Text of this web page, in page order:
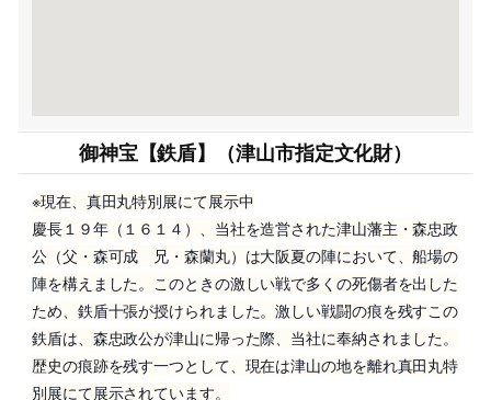
御神宝【鉄盾】（津山市指定文化財）
※現在、真田丸特別展にて展示中
慶長１９年（１６１４）、当社を造営された津山藩主・森忠政
公（父・森可成 兄・森蘭丸）は大阪夏の陣において、船場の
陣を構えました。このときの激しい戦で多くの死傷者を出した
ため、鉄盾十張が授けられました。激しい戦闘の痕を残すこの
鉄盾は、森忠政公が津山に帰った際、当社に奉納されました。
歴史の痕跡を残す一つとして、現在は津山の地を離れ真田丸特
別展にて展示されています。